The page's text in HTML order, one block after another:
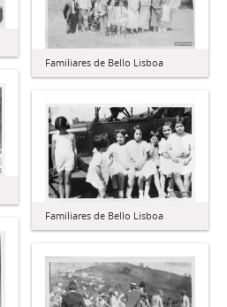
Familiares de Bello Lisboa
Familiares de Bello Lisboa